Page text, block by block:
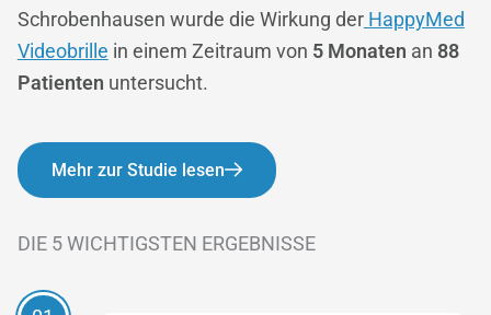
Schrobenhausen wurde die Wirkung derHappyMed
Videobrille in einem Zeitraum von 5 Monaten an 88
Patienten untersucht.
Mehr zur Studie lesen
DIE 5 WICHTIGSTEN ERGEBNISSE